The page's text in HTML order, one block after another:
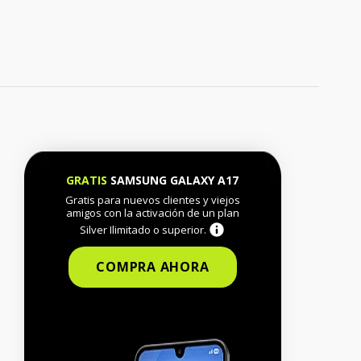
GRATIS SAMSUNG GALAXY A17
Gratis para nuevos clientes y viejos
amigos con la activación de un plan
Silver Ilimitado o superior.
COMPRA AHORA